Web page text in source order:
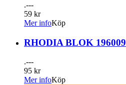
.---
59 kr
Mer infoKöp
RHODIA BLOK 196009
.---
95 kr
Mer infoKöp